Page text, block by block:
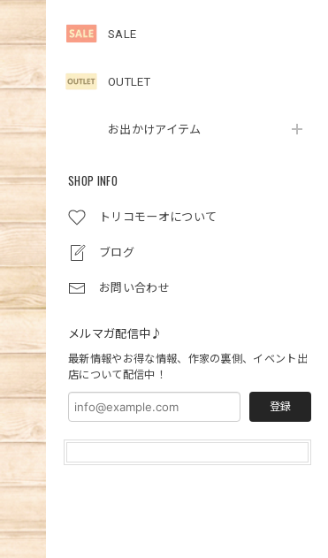
SALE
OUTLET
お出かけアイテム
SHOP INFO
トリコモーオについて
ブログ
お問い合わせ
メルマガ配信中♪
最新情報やお得な情報、作家の裏側、イベント出
店について配信中！
登録